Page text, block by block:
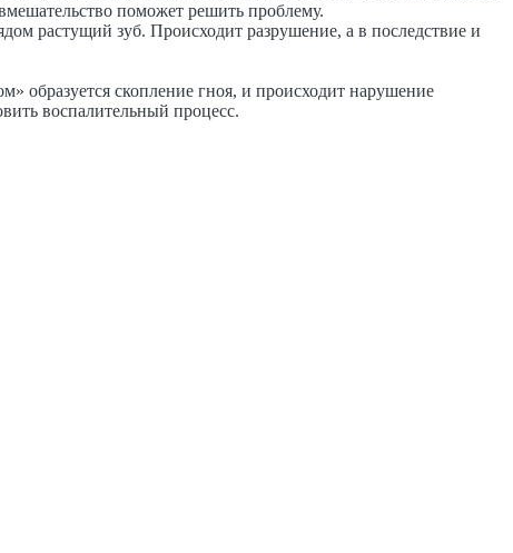
поможет решить проблему.
растущий зуб. Происходит разрушение, а в последствие и
образуется скопление гноя, и происходит нарушение
воспалительный процесс.